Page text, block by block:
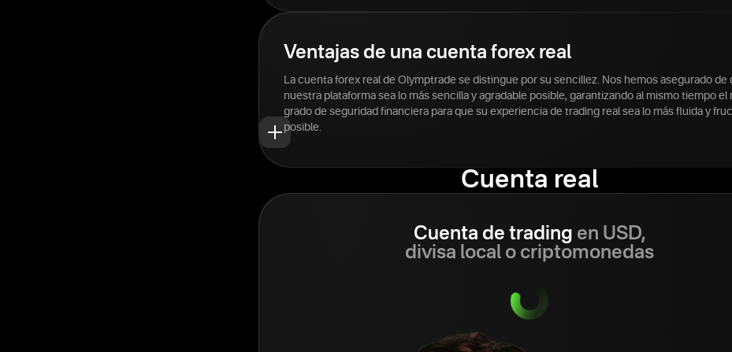
Ventajas de una cuenta forex real
La cuenta forex real de Olymptrade se distingue por su sencillez. Nos hemos asegurado de
nuestra plataforma sea lo más sencilla y agradable posible, garantizando al mismo tiempo el
grado de seguridad financiera para que su experiencia de trading real sea lo más fluida y
posible.
Cuenta real
Cuenta de trading en USD,
divisa local o criptomonedas